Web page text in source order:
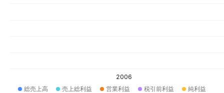
2006
総売上高
売上総利益 営業利益 税引前利益 純利益